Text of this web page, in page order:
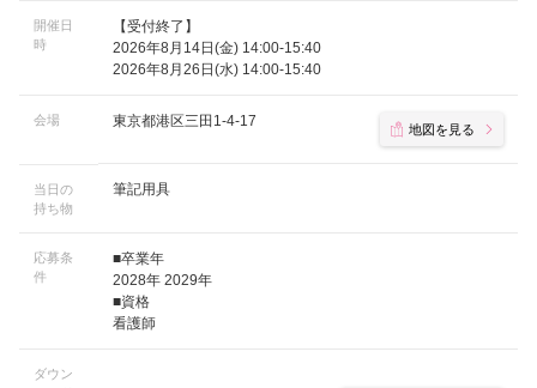
開催日
時
【受付終了】
2026年8月14日(金) 14:00-15:40
2026年8月26日(水) 14:00-15:40
会場 東京都港区三田1-4-17 地図を見る
当日の
持ち物
筆記用具
応募条
件
■卒業年
2028年 2029年
■資格
看護師
ダウン